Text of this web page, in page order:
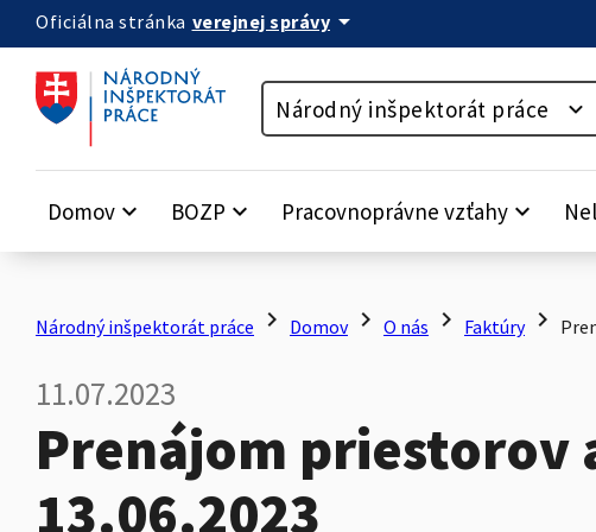
Preskočiť na obsah
Oficiálna stránka verejnej správy arrow_drop_down
Národný inšpektorát práce
Domov keyboard_arrow_down BOZP keyboard_arrow_down Pracovnoprávne vzťahy keyboard_arrow_down
Národný inšpektorát práce chevron_right Domov chevron_right O nás chevron_right Faktúry chevron_right
11.07.2023
Prenájom priestorov
13.06.2023